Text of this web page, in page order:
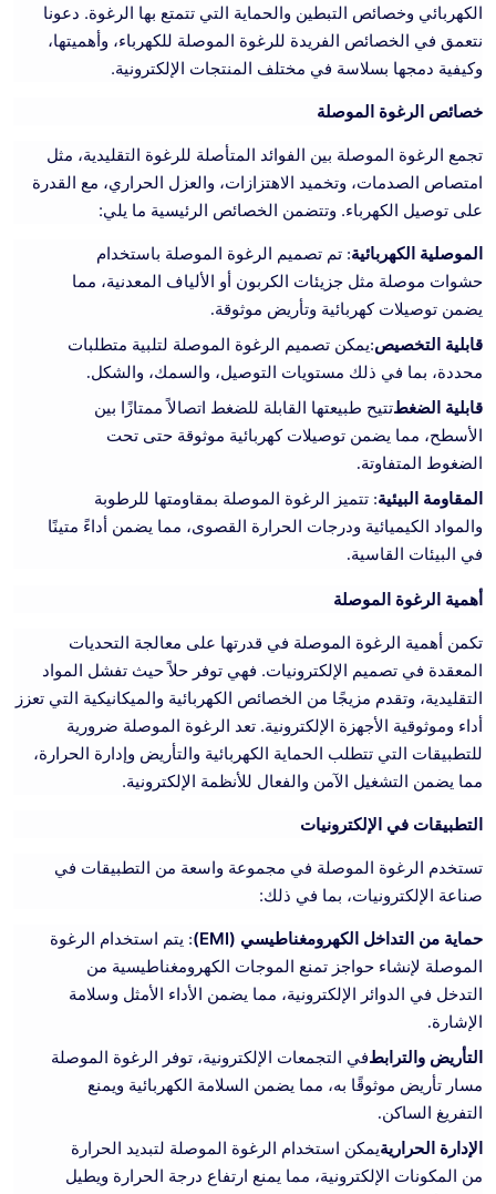
الكهربائي وخصائص التبطين والحماية التي تتمتع بها الرغوة. دعونا
نتعمق في الخصائص الفريدة للرغوة الموصلة للكهرباء، وأهميتها،
وكيفية دمجها بسلاسة في مختلف المنتجات الإلكترونية.
خصائص الرغوة الموصلة
تجمع الرغوة الموصلة بين الفوائد المتأصلة للرغوة التقليدية، مثل
امتصاص الصدمات، وتخميد الاهتزازات، والعزل الحراري، مع القدرة
على توصيل الكهرباء. وتتضمن الخصائص الرئيسية ما يلي:
الموصلية الكهربائية: تم تصميم الرغوة الموصلة باستخدام
حشوات موصلة مثل جزيئات الكربون أو الألياف المعدنية، مما
يضمن توصيلات كهربائية وتأريض موثوقة.
قابلية التخصيص:يمكن تصميم الرغوة الموصلة لتلبية متطلبات
محددة، بما في ذلك مستويات التوصيل، والسمك، والشكل.
قابلية الضغطتتيح طبيعتها القابلة للضغط اتصالاً ممتازًا بين
الأسطح، مما يضمن توصيلات كهربائية موثوقة حتى تحت
الضغوط المتفاوتة.
المقاومة البيئية: تتميز الرغوة الموصلة بمقاومتها للرطوبة
والمواد الكيميائية ودرجات الحرارة القصوى، مما يضمن أداءً متينًا
في البيئات القاسية.
أهمية الرغوة الموصلة
تكمن أهمية الرغوة الموصلة في قدرتها على معالجة التحديات
المعقدة في تصميم الإلكترونيات. فهي توفر حلاً حيث تفشل المواد
التقليدية، وتقدم مزيجًا من الخصائص الكهربائية والميكانيكية التي تعزز
أداء وموثوقية الأجهزة الإلكترونية. تعد الرغوة الموصلة ضرورية
للتطبيقات التي تتطلب الحماية الكهربائية والتأريض وإدارة الحرارة،
مما يضمن التشغيل الآمن والفعال للأنظمة الإلكترونية.
التطبيقات في الإلكترونيات
تستخدم الرغوة الموصلة في مجموعة واسعة من التطبيقات في
صناعة الإلكترونيات، بما في ذلك:
حماية من التداخل الكهرومغناطيسي (EMI)
: يتم استخدام الرغوة
الموصلة لإنشاء حواجز تمنع الموجات الكهرومغناطيسية من
التدخل في الدوائر الإلكترونية، مما يضمن الأداء الأمثل وسلامة
الإشارة.
التأريض والترابطفي التجمعات الإلكترونية، توفر الرغوة الموصلة
مسار تأريض موثوقًا به، مما يضمن السلامة الكهربائية ويمنع
التفريغ الساكن.
الإدارة الحراريةيمكن استخدام الرغوة الموصلة لتبديد الحرارة
من المكونات الإلكترونية، مما يمنع ارتفاع درجة الحرارة ويطيل